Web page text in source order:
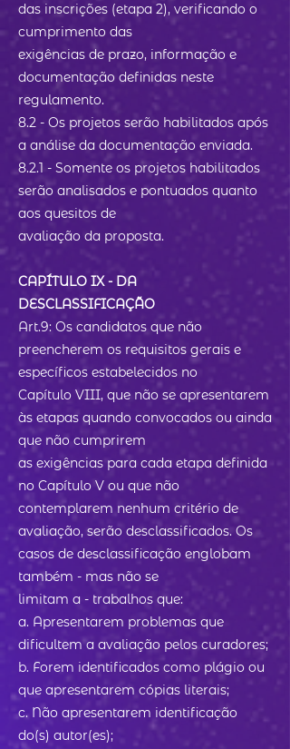
das inscrições (etapa 2), verificando o
cumprimento das
exigências de prazo, informação e
documentação definidas neste
regulamento.
8.2 - Os projetos serão habilitados após
a análise da documentação enviada.
8.2.1 - Somente os projetos habilitados
serão analisados e pontuados quanto
aos quesitos de
avaliação da proposta.
CAPÍTULO IX - DA
DESCLASSIFICAÇÃO
Art.9: Os candidatos que não
preencherem os requisitos gerais e
específicos estabelecidos no
Capítulo VIII, que não se apresentarem
às etapas quando convocados ou ainda
que não cumprirem
as exigências para cada etapa definida
no Capítulo V ou que não
contemplarem nenhum critério de
avaliação, serão desclassificados. Os
casos de desclassificação englobam
também - mas não se
limitam a - trabalhos que:
a. Apresentarem problemas que
dificultem a avaliação pelos curadores;
b. Forem identificados como plágio ou
que apresentarem cópias literais;
c. Não apresentarem identificação
do(s) autor(es);